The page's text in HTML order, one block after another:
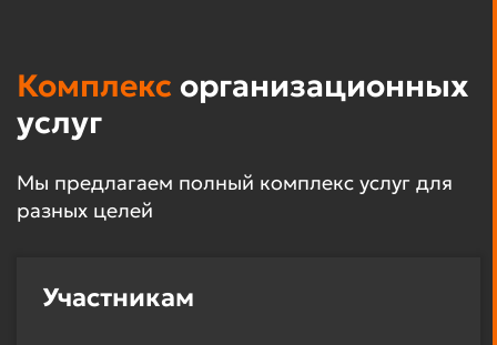
Комплекс организационных
услуг
Мы предлагаем полный комплекс услуг для
разных целей
Участникам